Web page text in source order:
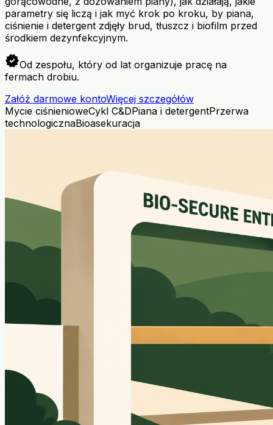
parametry się liczą i jak myć krok po kroku, by piana,
ciśnienie i detergent zdjęły brud, tłuszcz i biofilm przed
środkiem dezynfekcyjnym.
verifiedOd zespołu, który od lat organizuje pracę na
fermach drobiu.
Załóż darmowe kontoWięcej szczegółów
Mycie ciśnienioweCykl C&DPiana i detergentPrzerwa
technologicznaBioasekuracja